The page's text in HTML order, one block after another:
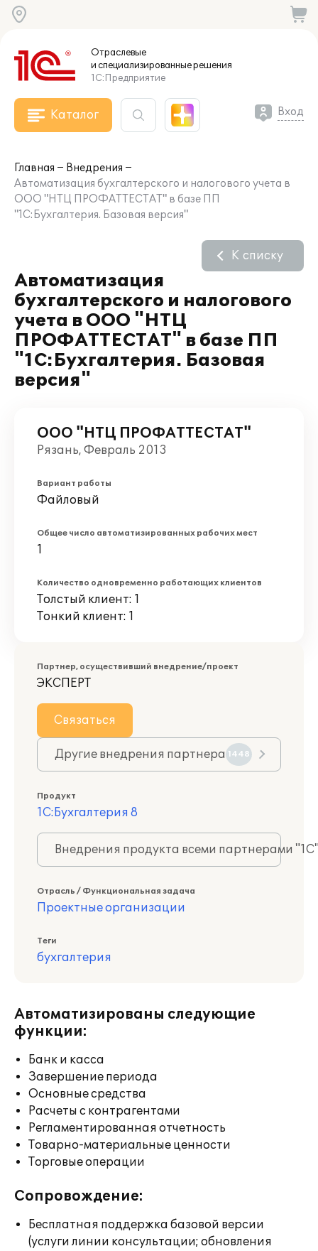
Отраслевые
и специализированныерешения
1С:Предприятие
Каталог Вход
Главная
Внедрения
Автоматизация бухгалтерского и налогового учета в
ООО "НТЦ ПРОФАТТЕСТАТ" в базе ПП
"1С:Бухгалтерия. Базовая версия"
Автоматизация
бухгалтерского и налогового
учета в ООО "НТЦ
ПРОФАТТЕСТАТ" в базе ПП
"1С:Бухгалтерия. Базовая
версия"
К списку
ООО "НТЦ ПРОФАТТЕСТАТ"
Рязань, Февраль 2013
Вариант работы
Файловый
Общее число автоматизированных рабочих мест
1
Количество одновременно работающих клиентов
Толстый клиент: 1
Тонкий клиент: 1
Партнер, осуществивший внедрение/проект
ЭКСПЕРТ
Связаться
Другие внедрения партнера 1448
Продукт
1С:Бухгалтерия 8
Внедрения продукта всеми партнерами
Отрасль / Функциональная задача
Проектные организации
Теги
бухгалтерия
Автоматизированы следующие
функции:
Банк и касса
Завершение периода
Основные средства
Расчеты с контрагентами
Регламентированная отчетность
Товарно-материальные ценности
Торговые операции
Сопровождение:
Бесплатная поддержка базовой версии
(услуги линии консультации; обновления